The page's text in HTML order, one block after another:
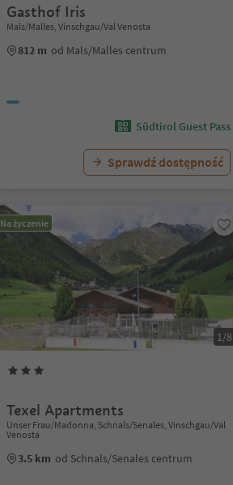
Gasthof Iris
Mals/Malles, Vinschgau/Val Venosta
812 m od Mals/Malles centrum
Südtirol Guest Pass
Sprawdź dostępność
Na życzenie
1/8
Texel Apartments
Unser Frau/Madonna, Schnals/Senales, Vinschgau/Val
Venosta
3.5 km od Schnals/Senales centrum